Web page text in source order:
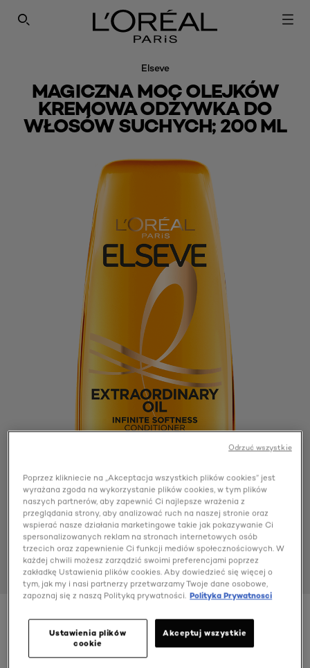
SEARCH THIS SITE
Elseve
MAGICZNA MOC OLEJKÓW
KREMOWA ODŻYWKA DO
WŁOSÓW SUCHYCH; 200 ML
Poprzez klikniecie na „Akceptacja wszystkich plików cookies” jest
wyrażana zgoda na wykorzystanie plików cookies, w tym plików
naszych partnerów, aby zapewnić Ci najlepsze wrażenia z
przeglądania strony, aby analizować ruch na naszej stronie oraz
wspierać nasze działania marketingowe takie jak pokazywanie Ci
spersonalizowanych reklam na stronach internetowych osób
trzecich oraz zapewnienie Ci funkcji mediów społecznościowych. W
każdej chwili możesz zarządzić swoimi preferencjami poprzez
zakładkę Ustawienia plików cookies. Aby dowiedzieć się więcej o
tym, jak my i nasi partnerzy przetwarzamy Twoje dane osobowe,
zapoznaj się z naszą Polityką prywatności. Polityka Prywatnosci
Ustawienia plików
cookie
Akceptuj wszystkie
Odrzuć wszystkie